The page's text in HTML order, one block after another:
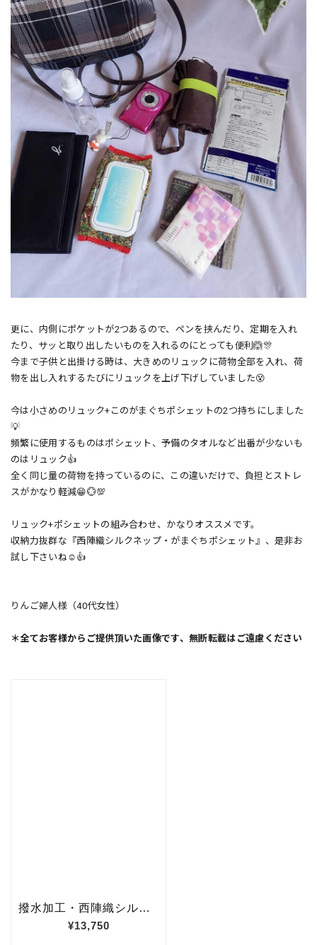
更に、内側にポケットが2つあるので、ペンを挟んだり、定期を入れ
たり、サッと取り出したいものを入れるのにとっても便利🙆🎊
今まで子供と出掛ける時は、大きめのリュックに荷物全部を入れ、荷
物を出し入れするたびにリュックを上げ下げしていました😵
今は小さめのリュック+このがまぐちポシェットの2つ持ちにしました
💡
頻繁に使用するものはポシェット、予備のタオルなど出番が少ないも
のはリュック👍
全く同じ量の荷物を持っているのに、この違いだけで、負担とストレ
スがかなり軽減😁💮💯
リュック+ポシェットの組み合わせ、かなりオススメです。
収納力抜群な『西陣織シルクネップ・がまぐちポシェット』、是非お
試し下さいね☺👍
りんご婦人様（40代女性）
＊全てお客様からご提供頂いた画像です、無断転載はご遠慮ください